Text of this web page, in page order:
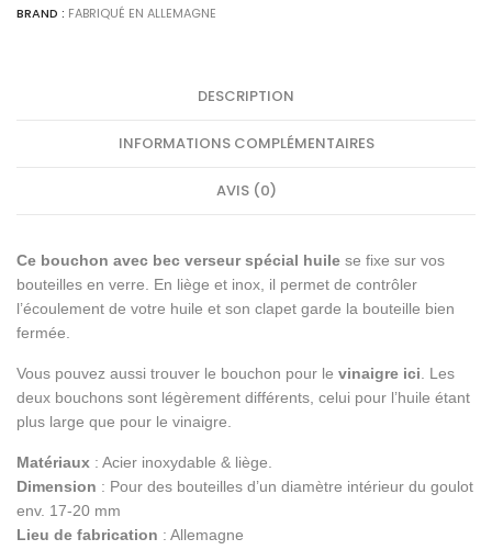
BRAND : FABRIQUÉ EN ALLEMAGNE
DESCRIPTION
INFORMATIONS COMPLÉMENTAIRES
AVIS (0)
Ce bouchon avec bec verseur spécial huile se fixe sur vos
bouteilles en verre. En liège et inox, il permet de contrôler
l’écoulement de votre huile et son clapet garde la bouteille bien
fermée.
Vous pouvez aussi trouver le bouchon pour le vinaigre ici. Les
deux bouchons sont légèrement différents, celui pour l’huile étant
plus large que pour le vinaigre.
Matériaux : Acier inoxydable & liège.
Dimension : Pour des bouteilles d’un diamètre intérieur du goulot
env. 17-20 mm
Lieu de fabrication : Allemagne